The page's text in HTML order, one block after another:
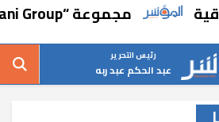
مجموعة “Hirdaramani Group” السريلانكية للملابس تتوسع في السوق المصري
رئيس التحرير
عبد الحكم عبد ربه